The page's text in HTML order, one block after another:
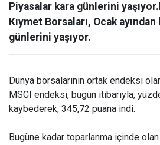
Piyasalar kara günlerini
Kıymet Borsaları, Ocak
günlerini yaşıyor.
Dünya borsalarının ortak endeksi
MSCI endeksi, bugün itibarıyla,
kaybederek, 345,72 puana indi.
Bugüne kadar toparlanma içinde